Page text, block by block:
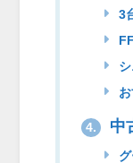
3
4. 中